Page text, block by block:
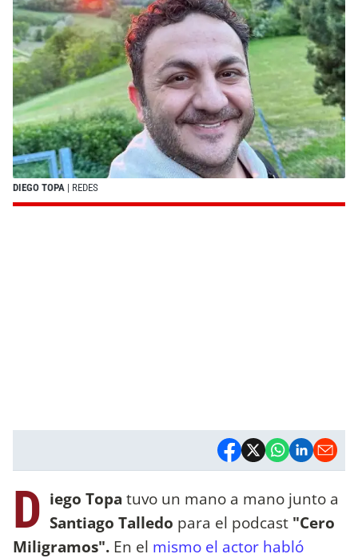
DIEGO TOPA | REDES
D iego Topa tuvo un mano a mano junto a
Santiago Talledo para el podcast "Cero
Miligramos". En el mismo el actor habló